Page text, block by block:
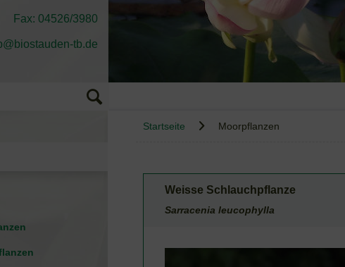
Fax: 04526/3980
tb.de
Startseite Moorpflanzen
Weisse Schlauchpflanze
Sarracenia leucophylla